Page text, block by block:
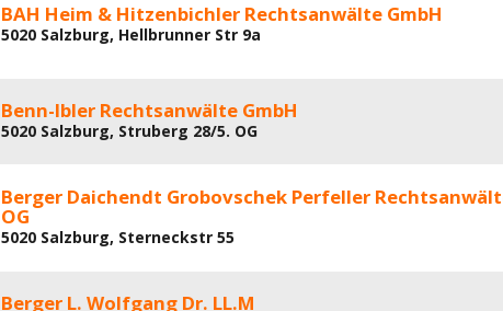
BAH Heim & Hitzenbichler Rechtsanwälte GmbH
5020 Salzburg, Hellbrunner Str 9a
Benn-Ibler Rechtsanwälte GmbH
5020 Salzburg, Struberg 28/5. OG
Berger Daichendt Grobovschek Perfeller
OG
5020 Salzburg, Sterneckstr 55
Berger L. Wolfgang Dr. LL.M